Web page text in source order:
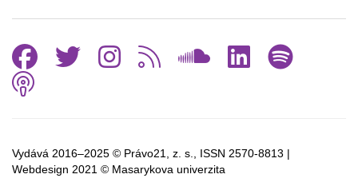
Vydává 2016–2025 © Právo21, z. s., ISSN 2570-8813 |
Webdesign 2021 © Masarykova univerzita
Facebook
Twitter
Instagram
RSS
Podcast